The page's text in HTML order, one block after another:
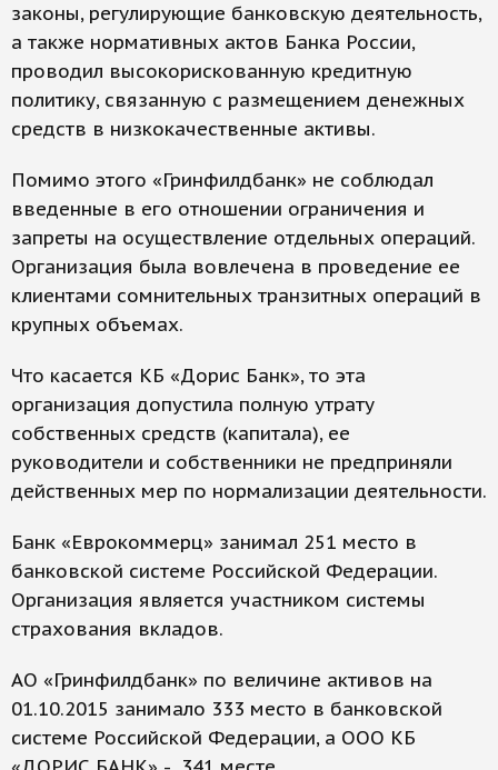
законы, регулирующие банковскую деятельность,
а также нормативных актов Банка России,
проводил высокорискованную кредитную
политику, связанную с размещением денежных
средств в низкокачественные активы.
Помимо этого «Гринфилдбанк» не соблюдал
введенные в его отношении ограничения и
запреты на осуществление отдельных операций.
Организация была вовлечена в проведение ее
клиентами сомнительных транзитных операций в
крупных объемах.
Что касается КБ «Дорис Банк», то эта
организация допустила полную утрату
собственных средств (капитала), ее
руководители и собственники не предприняли
действенных мер по нормализации деятельности.
Банк «Еврокоммерц» занимал 251 место в
банковской системе Российской Федерации.
Организация является участником системы
страхования вкладов.
АО «Гринфилдбанк» по величине активов на
01.10.2015 занимало 333 место в банковской
системе Российской Федерации, а ООО КБ